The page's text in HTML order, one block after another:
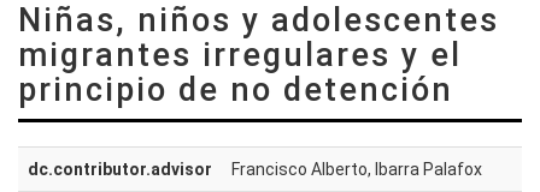
Niñas, niños y adolescentes
migrantes irregulares y el
principio de no detención
dc.contributor.advisor Francisco Alberto, Ibarra Palafox